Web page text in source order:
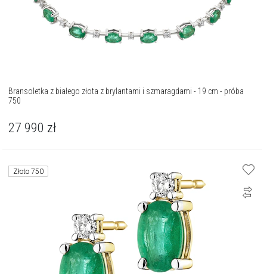
Bransoletka z białego złota z brylantami i szmaragdami - 19 cm - próba
750
27 990 zł
Złoto 750